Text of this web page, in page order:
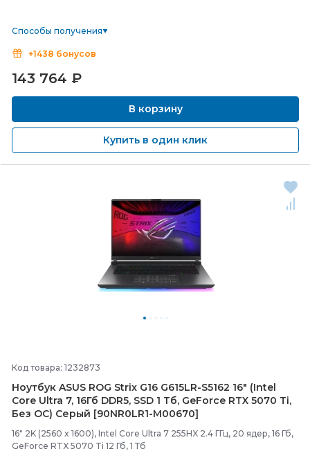
Способы получения
+1438 бонусов
143 764 ₽
В корзину
Купить в один клик
Код товара: 1232873
Ноутбук ASUS ROG Strix G16 G615LR-S5162 16" (Intel
Core Ultra 7, 16Гб DDR5, SSD 1 Тб, GeForce RTX 5070 Ti,
Без ОС) Серый [90NR0LR1-M00670]
16" 2K (2560 x 1600), Intel Core Ultra 7 255HX 2.4 ГГц, 20 ядер, 16 Гб,
GeForce RTX 5070 Ti 12 Гб, 1 Тб